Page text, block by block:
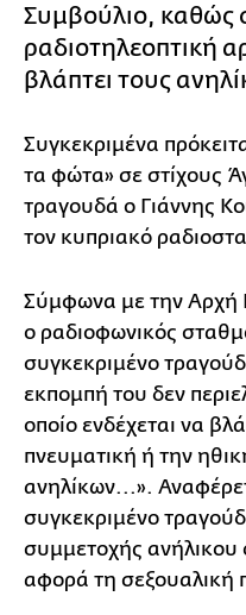
Συμβούλιο, καθώς
ραδιοτηλεοπτική
βλάπτει τους
Συγκεκριμένα
τα φώτα» σε στίχους
τραγουδά ο Γιάννης
τον κυπριακό
Σύμφωνα με την Αρχή
ο ραδιοφωνικός
συγκεκριμένο
εκπομπή του δεν
οποίο ενδέχεται να
πνευματική ή την
ανηλίκων...».
συγκεκριμένο
συμμετοχής ανήλικου
αφορά τη σεξουαλική